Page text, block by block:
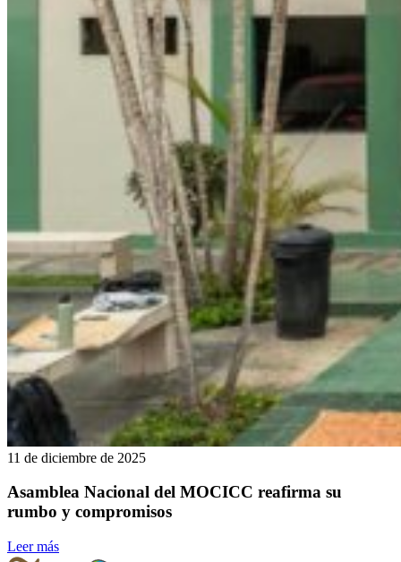
11 de diciembre de 2025
Asamblea Nacional del MOCICC reafirma su
rumbo y compromisos
Leer más